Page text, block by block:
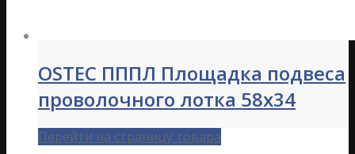
OSTEC ПППЛ Площадка подвеса
проволочного лотка 58х34
Перейти на страницу товара